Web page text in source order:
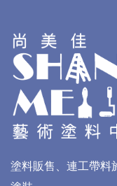
塗料販售、連工帶料